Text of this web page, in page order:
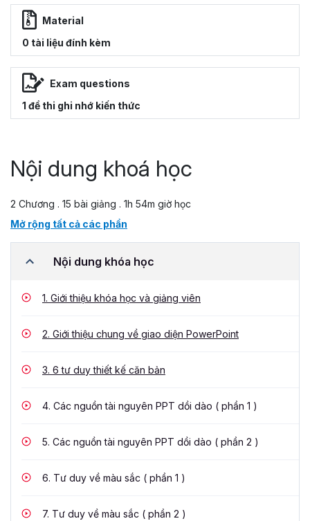
Material
0 tài liệu đính kèm
Exam questions
1 đề thi ghi nhớ kiến thức
Nội dung khoá học
2 Chương . 15 bài giảng . 1h 54m giờ học
Mở rộng tất cả các phần
Nội dung khóa học
1. Giới thiệu khóa học và giảng viên
2. Giới thiệu chung về giao diện PowerPoint
3. 6 tư duy thiết kế căn bản
4. Các nguồn tài nguyên PPT dồi dào ( phần 1 )
5. Các nguồn tài nguyên PPT dồi dào ( phần 2 )
6. Tư duy về màu sắc ( phần 1 )
7. Tư duy về màu sắc ( phần 2 )